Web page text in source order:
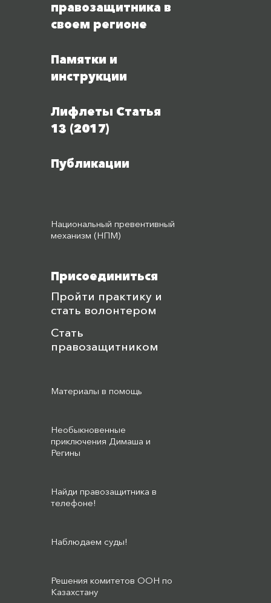
правозащитника в
своем регионе
Памятки и
инструкции
Лифлеты Статья
13 (2017)
Публикации
Национальный превентивный
механизм (НПМ)
Присоединиться
Пройти практику и
стать волонтером
Стать
правозащитником
Материалы в помощь
Необыкновенные
приключения Димаша и
Регины
Найди правозащитника в
телефоне!
Наблюдаем суды!
Решения комитетов ООН по
Казахстану